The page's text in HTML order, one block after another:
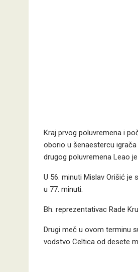
Kraj prvog poluvremena i
oborio u šenaestercu
drugog poluvremena Leao
U 56. minuti Mislav Orišić je
u 77. minuti.
Bh. reprezentativac Rade
Drugi meč u ovom terminu
vodstvo Celtica od desete